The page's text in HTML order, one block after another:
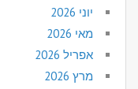
יוני 2026
מאי 2026
אפריל 2026
מרץ 2026